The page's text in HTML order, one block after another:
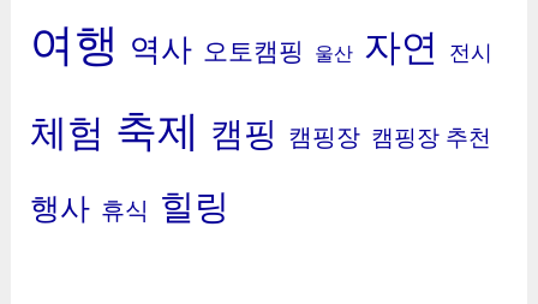
여행 역사 오토캠핑 울산 자연 전시
체험 축제 캠핑 캠핑장 캠핑장 추천
행사 휴식 힐링